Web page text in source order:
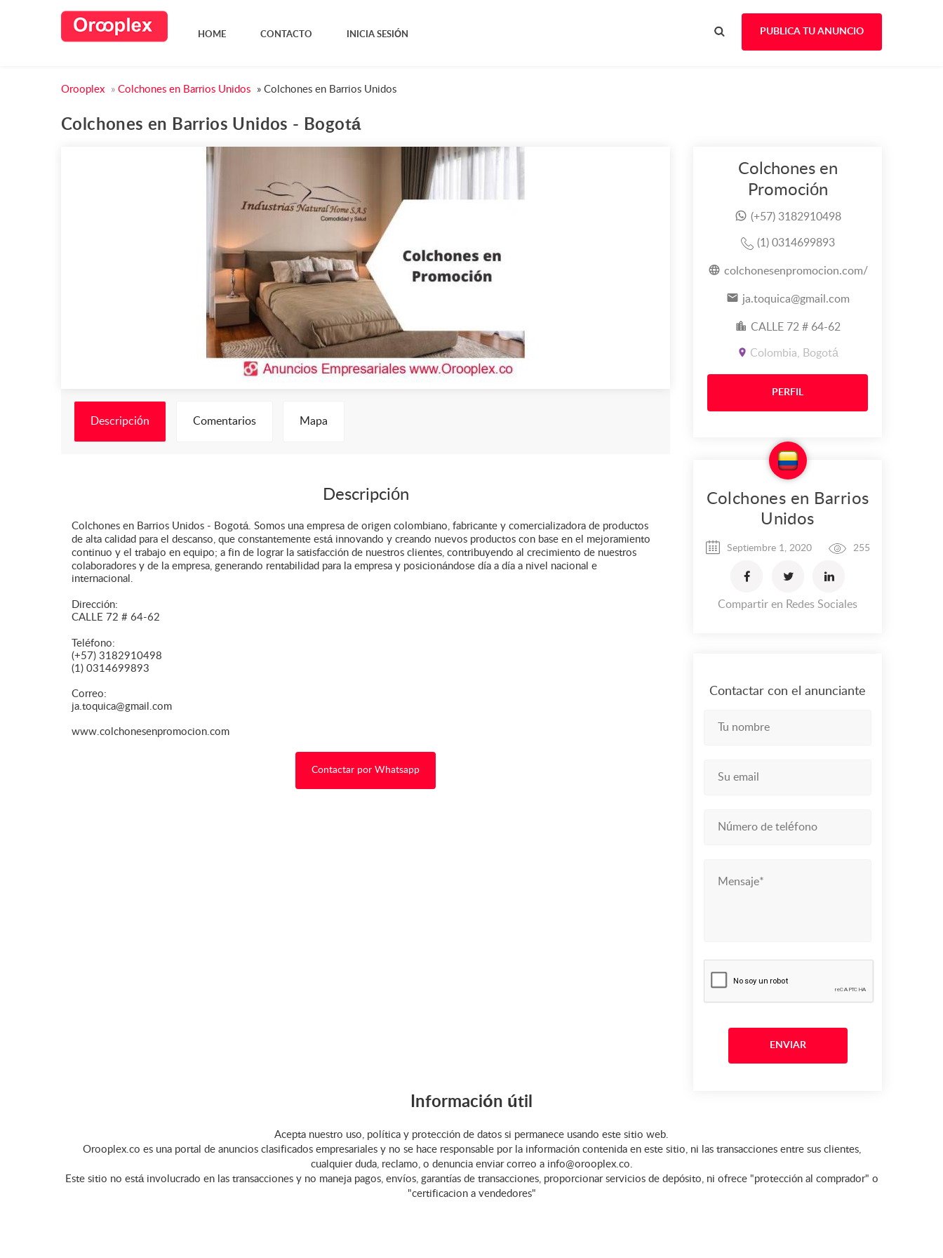
HOME CONTACTO INICIA SESIÓN PUBLICA TU ANUNCIO
Orooplex » Colchones en Barrios Unidos » Colchones en Barrios Unidos
Colchones en Barrios Unidos - Bogotá
Descripción Comentarios Mapa
Descripción
Colchones en Barrios Unidos - Bogotá. Somos una empresa de origen colombiano, fabricante y comercializadora de productos
de alta calidad para el descanso, que constantemente está innovando y creando nuevos productos con base en el mejoramiento
continuo y el trabajo en equipo; a fin de lograr la satisfacción de nuestros clientes, contribuyendo al crecimiento de nuestros
colaboradores y de la empresa, generando rentabilidad para la empresa y posicionándose día a día a nivel nacional e
internacional.
Dirección:
CALLE 72 # 64-62
Teléfono:
(+57) 3182910498
(1) 0314699893
Correo:
ja.toquica@gmail.com
www.colchonesenpromocion.com
Contactar por Whatsapp
Colchones en
Promoción
(+57) 3182910498
(1) 0314699893
colchonesenpromocion.com/
ja.toquica@gmail.com
CALLE 72 # 64-62
Colombia, Bogotá
PERFIL
Colchones en Barrios
Unidos
Septiembre 1, 2020 255
Compartir en Redes Sociales
Contactar con el anunciante
Información útil
Acepta nuestro uso, política y protección de datos si permanece usando este sitio web.
Orooplex.co es una portal de anuncios clasificados empresariales y no se hace responsable por la información contenida en este sitio, ni las transacciones entre sus clientes,
cualquier duda, reclamo, o denuncia enviar correo a info@orooplex.co.
Este sitio no está involucrado en las transacciones y no maneja pagos, envíos, garantías de transacciones, proporcionar servicios de depósito, ni ofrece "protección al comprador" o
"certificacion a vendedores"